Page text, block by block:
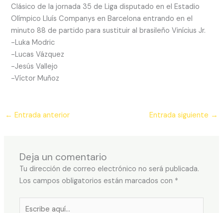
Clásico de la jornada 35 de Liga disputado en el Estadio
Olímpico Lluís Companys en Barcelona entrando en el
minuto 88 de partido para sustituir al brasileño Vinícius Jr.
-Luka Modric
-Lucas Vázquez
-Jesús Vallejo
-Víctor Muñoz
← Entrada anterior Entrada siguiente →
Deja un comentario
Tu dirección de correo electrónico no será publicada.
Los campos obligatorios están marcados con *